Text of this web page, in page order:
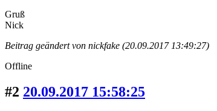
Gruß
Nick
Beitrag geändert von nickfake (20.09.2017 13:49:27)
Offline
#2 20.09.2017 15:58:25